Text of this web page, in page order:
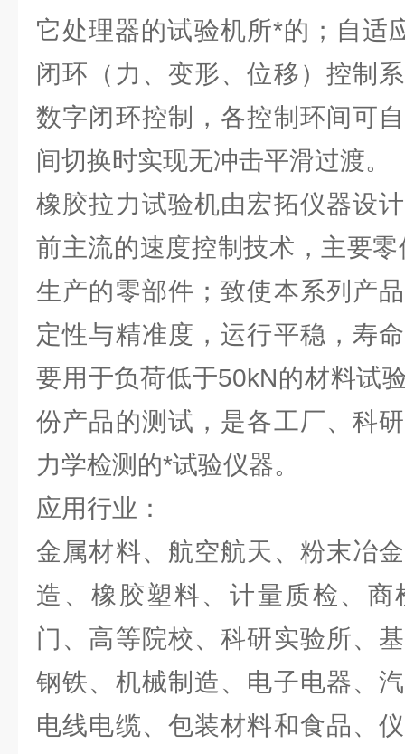
它处理器的试验机所*的；自适
闭环（力、变形、位移）控制
数字闭环控制，各控制环间可
间切换时实现无冲击平滑过渡。
橡胶拉力试验机由宏拓仪器设
前主流的速度控制技术，主要
生产的零部件；致使本系列产
定性与精准度，运行平稳，寿
要用于负荷低于50kN的材料试
份产品的测试，是各工厂、科
力学检测的*试验仪器。
应用行业：
金属材料、航空航天、粉末冶
造、橡胶塑料、计量质检、
门、高等院校、科研实验所、
钢铁、机械制造、电子电器、
电线电缆、包装材料和食品、